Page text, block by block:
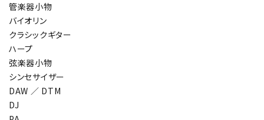
管楽器小物
バイオリン
クラシックギター
ハープ
弦楽器小物
シンセサイザー
DAW ／ DTM
DJ